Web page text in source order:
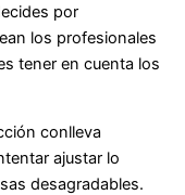
por
los profesionales
tener en cuenta los
conlleva
ajustar lo
desagradables.